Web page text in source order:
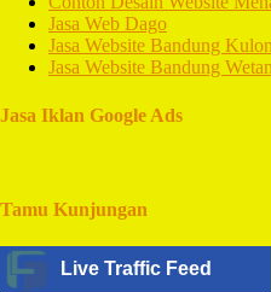
Jasa Web Dago
Jasa Website Bandung Kulon
Jasa Website Bandung Wetan
Jasa Iklan Google Ads
Tamu Kunjungan
Live Traffic Feed